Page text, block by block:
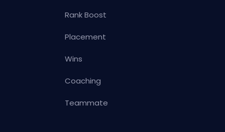
Rank Boost
Placement
Wins
Coaching
Teammate